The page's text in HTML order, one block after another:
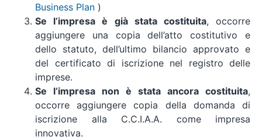
Business Plan )
Se l’impresa è già stata costituita, occorre
aggiungere una copia dell’atto costitutivo e
dello statuto, dell’ultimo bilancio approvato e
del certificato di iscrizione nel registro delle
imprese.
Se l’impresa non è stata ancora costituita,
occorre aggiungere copia della domanda di
iscrizione alla C.C.I.A.A. come impresa
innovativa.